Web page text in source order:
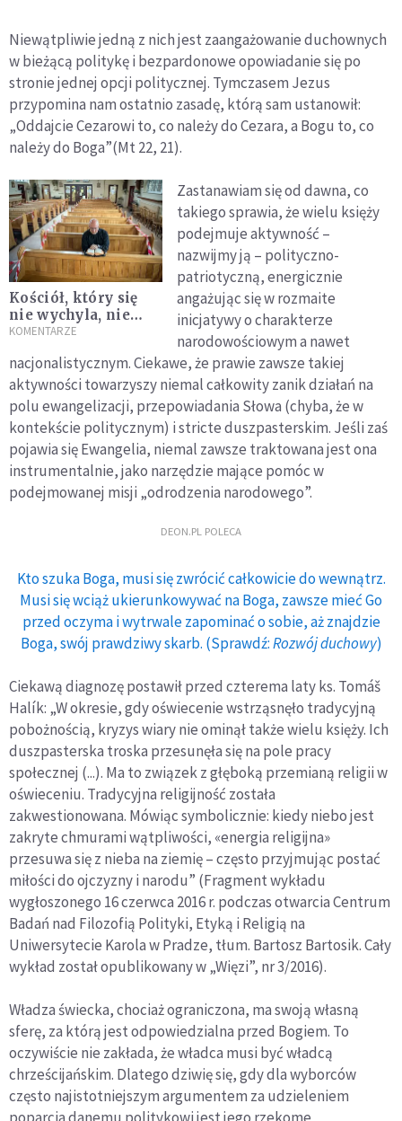
Niewątpliwie jedną z nich jest zaangażowanie duchownych
w bieżącą politykę i bezpardonowe opowiadanie się po
stronie jednej opcji politycznej. Tymczasem Jezus
przypomina nam ostatnio zasadę, którą sam ustanowił:
„Oddajcie Cezarowi to, co należy do Cezara, a Bogu to, co
należy do Boga”(Mt 22, 21).
Kościół, który się
nie wychyla, nie
przetrwa
KOMENTARZE
Zastanawiam się od dawna, co
takiego sprawia, że wielu księży
podejmuje aktywność –
nazwijmy ją – polityczno-
patriotyczną, energicznie
angażując się w rozmaite
inicjatywy o charakterze
narodowościowym a nawet
nacjonalistycznym. Ciekawe, że prawie zawsze takiej
aktywności towarzyszy niemal całkowity zanik działań na
polu ewangelizacji, przepowiadania Słowa (chyba, że w
kontekście politycznym) i stricte duszpasterskim. Jeśli zaś
pojawia się Ewangelia, niemal zawsze traktowana jest ona
instrumentalnie, jako narzędzie mające pomóc w
podejmowanej misji „odrodzenia narodowego”.
DEON.PL POLECA
Kto szuka Boga, musi się zwrócić całkowicie do wewnątrz.
Musi się wciąż ukierunkowywać na Boga, zawsze mieć Go
przed oczyma i wytrwale zapominać o sobie, aż znajdzie
Boga, swój prawdziwy skarb. (Sprawdź:Rozwój duchowy)
Ciekawą diagnozę postawił przed czterema laty ks. Tomáš
Halík: „W okresie, gdy oświecenie wstrząsnęło tradycyjną
pobożnością, kryzys wiary nie ominął także wielu księży. Ich
duszpasterska troska przesunęła się na pole pracy
społecznej (...). Ma to związek z głęboką przemianą religii w
oświeceniu. Tradycyjna religijność została
zakwestionowana. Mówiąc symbolicznie: kiedy niebo jest
zakryte chmurami wątpliwości, «energia religijna»
przesuwa się z nieba na ziemię – często przyjmując postać
miłości do ojczyzny i narodu” (Fragment wykładu
wygłoszonego 16 czerwca 2016 r. podczas otwarcia Centrum
Badań nad Filozofią Polityki, Etyką i Religią na
Uniwersytecie Karola w Pradze, tłum. Bartosz Bartosik. Cały
wykład został opublikowany w „Więzi”, nr 3/2016).
Władza świecka, chociaż ograniczona, ma swoją własną
sferę, za którą jest odpowiedzialna przed Bogiem. To
oczywiście nie zakłada, że władca musi być władcą
chrześcijańskim. Dlatego dziwię się, gdy dla wyborców
często najistotniejszym argumentem za udzieleniem